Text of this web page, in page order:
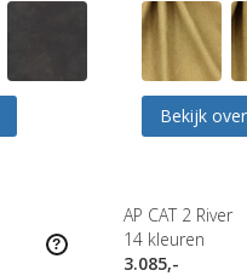
Bekijk
AP CAT 2 River
14 kleuren
3.085,-